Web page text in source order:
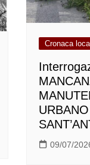
Cronaca
09/07/